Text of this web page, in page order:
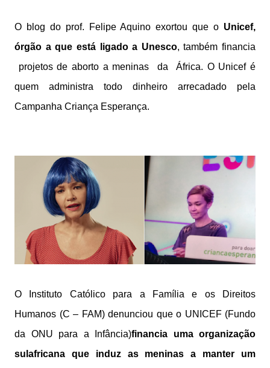
O blog do prof. Felipe Aquino exortou que o Unicef,
órgão a que está ligado a Unesco, também financia
projetos de aborto a meninas daÁfrica. O Unicef é
quem administra todo dinheiro arrecadado pela
Campanha Criança Esperança.
O Instituto Católico para a Família e os Direitos
Humanos (C – FAM) denunciou que o UNICEF (Fundo
da ONU para a Infância)financia uma organização
sulafricana que induz as meninas a manter um